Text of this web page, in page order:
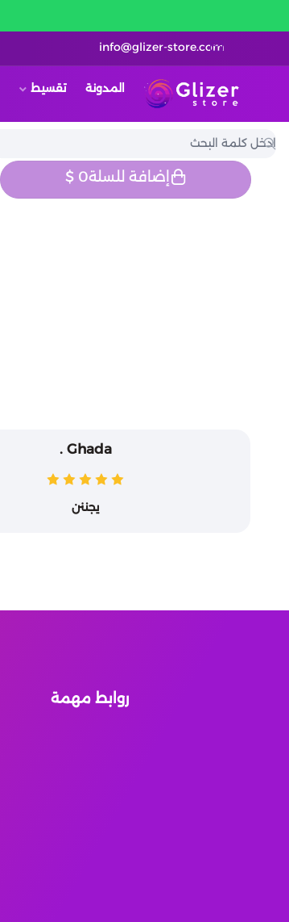
info@glizer-store.com
قلايزر ستور | Glizer Store
المدونة تقسيط
إضافة للسلة0
$
يجننن
Ghada .
روابط مهمة